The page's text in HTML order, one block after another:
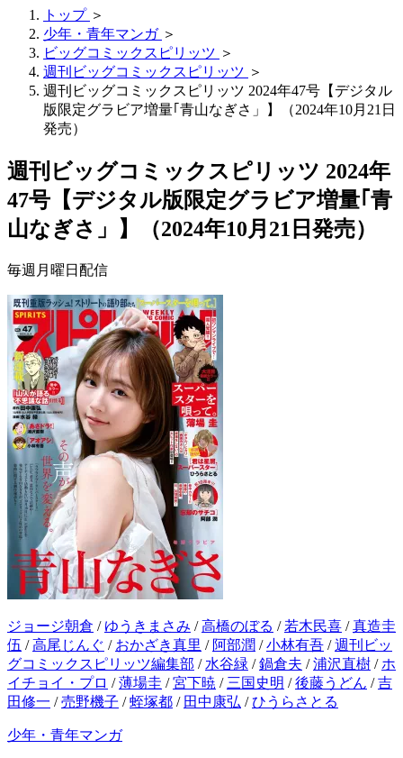
トップ ＞
少年・青年マンガ ＞
ビッグコミックスピリッツ ＞
週刊ビッグコミックスピリッツ ＞
週刊ビッグコミックスピリッツ 2024年47号【デジタル
版限定グラビア増量｢青山なぎさ」】（2024年10月21日
発売）
週刊ビッグコミックスピリッツ 2024年
47号【デジタル版限定グラビア増量｢青
山なぎさ」】（2024年10月21日発売）
毎週月曜日配信
ジョージ朝倉 / ゆうきまさみ /高橋のぼる / 若木民喜 /真造圭
伍 /高尾じんぐ / おかざき真里 / 阿部潤 /小林有吾 /週刊ビッ
グコミックスピリッツ編集部 / 水谷緑 /鍋倉夫 /浦沢直樹 / ホ
イチョイ・プロ /薄場圭 /宮下暁 / 三国史明 /後藤うどん /吉
田修一 /売野機子 /蛭塚都 / 田中康弘 /ひうらさとる
少年・青年マンガ